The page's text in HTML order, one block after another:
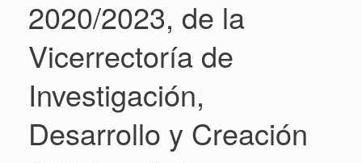
2020/2023, de la
Vicerrectoría de
Investigación,
Desarrollo y Creación